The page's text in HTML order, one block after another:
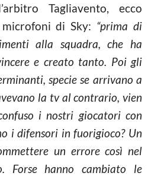
Tagliavento, ecco
di Sky: “prima di
alla squadra, che ha
e creato tanto. Poi gli
specie se arrivano a
la tv al contrario, vien
i nostri giocatori con
i difensori in fuorigioco? Un
un errore così nel
Forse hanno cambiato le